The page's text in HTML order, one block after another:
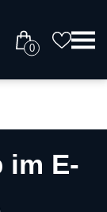
0
im E-